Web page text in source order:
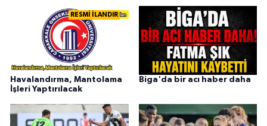
RESMİ İLANDIR
Havalandırma, Mantolama
İşleri Yaptırılacak
Biga'da bir acı haber daha